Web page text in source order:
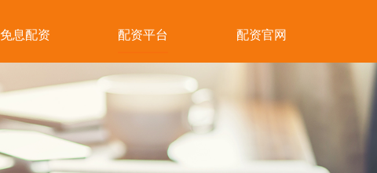
免息配资 配资平台 配资官网